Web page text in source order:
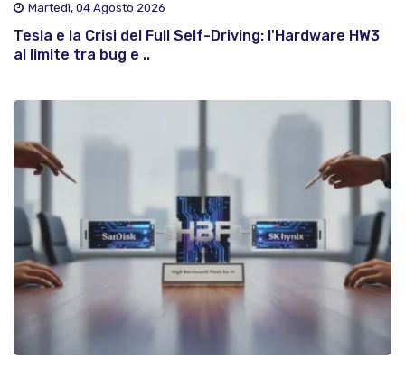
Martedì, 04 Agosto 2026
Tesla e la Crisi del Full Self-Driving: l'Hardware HW3
al limite tra bug e ..